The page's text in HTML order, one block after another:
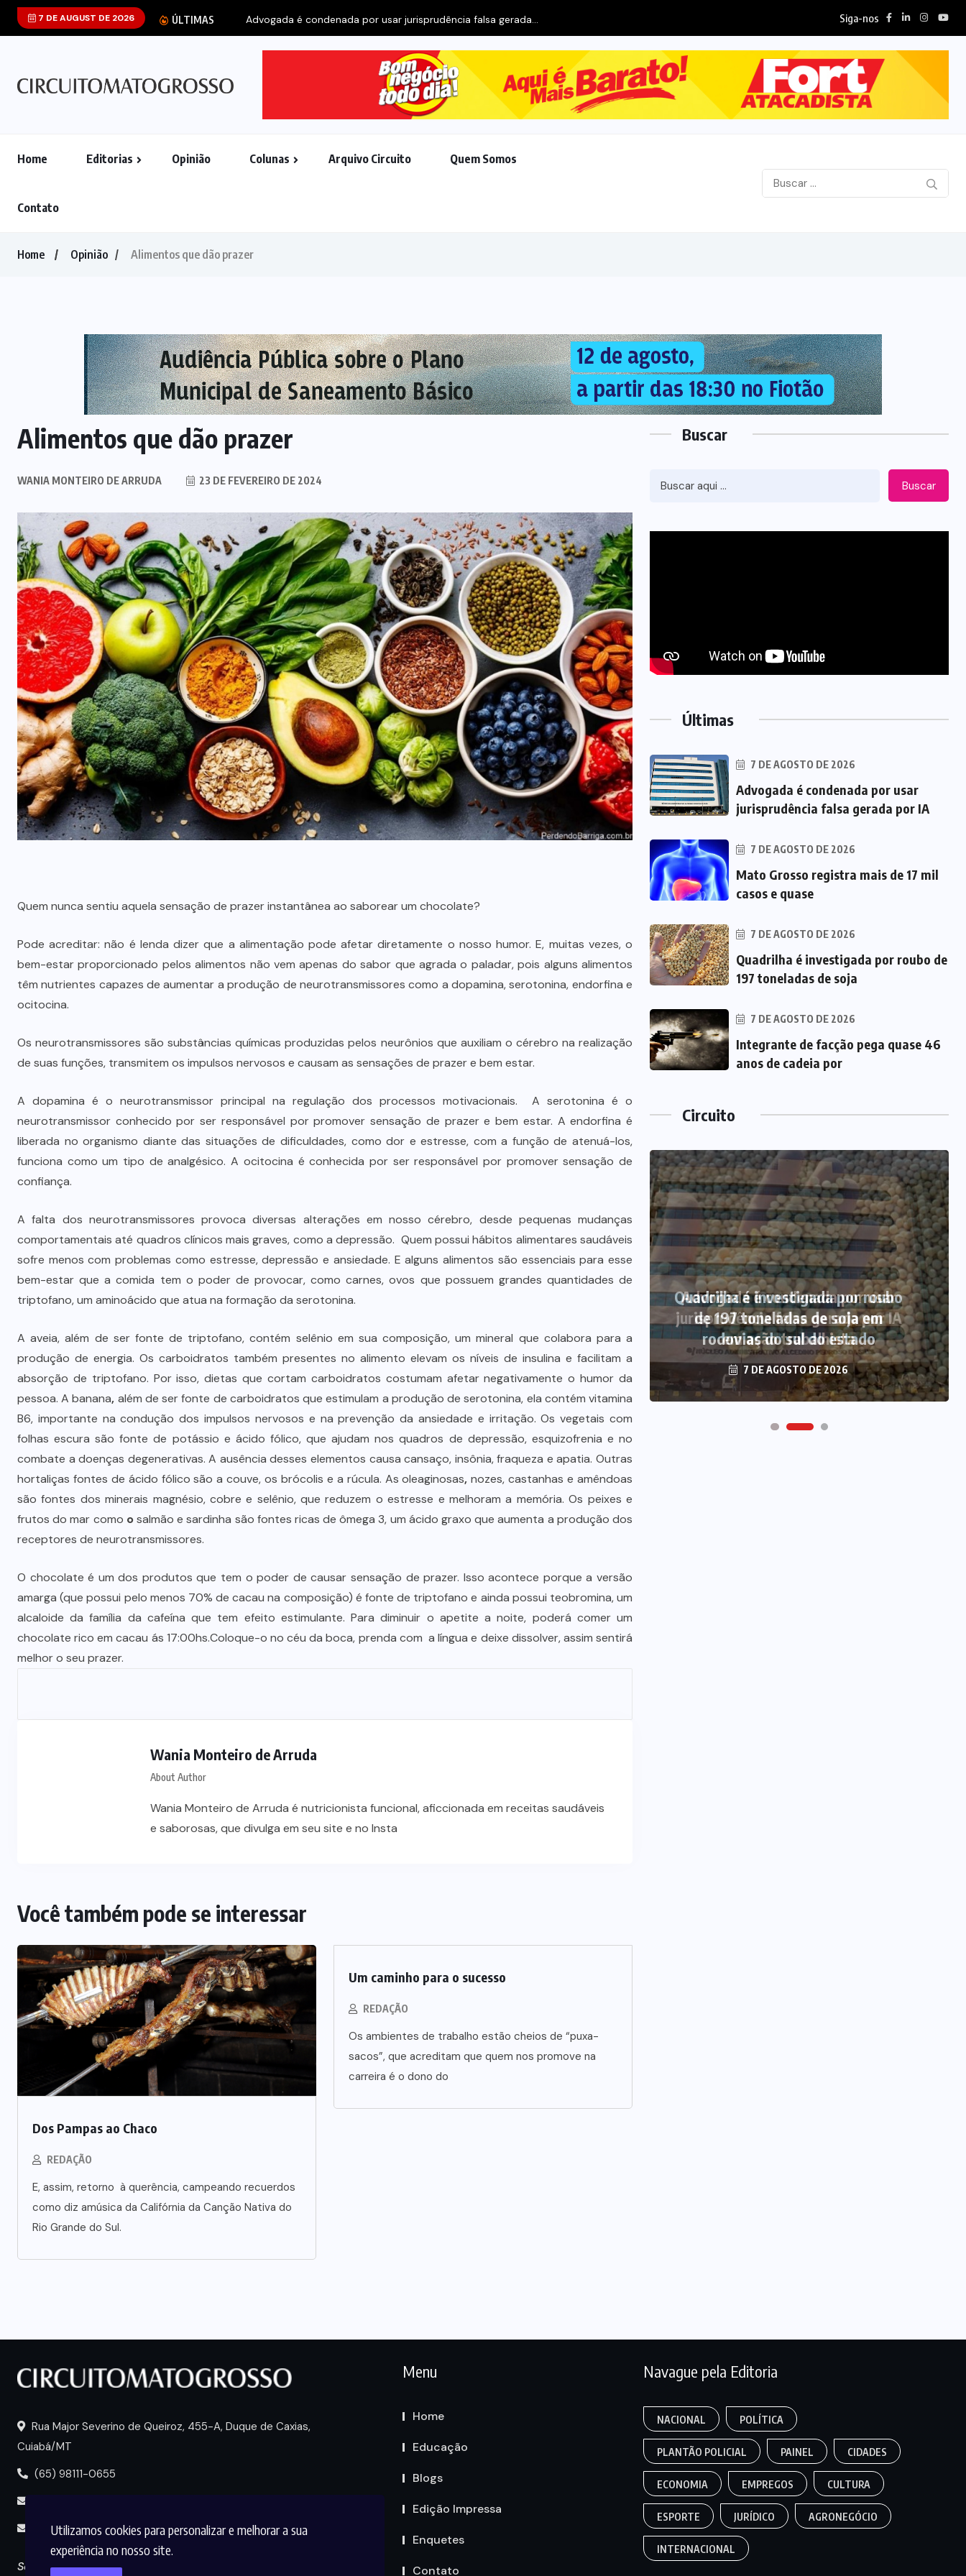
Utilizamos cookies para personalizar e melhorar a sua
experiência no nosso site.
7 DE AUGUST DE 2026 ÚLTIMAS Advogada é condenada por usar jurisprudência falsa gerada... Siga-nos
Home Editorias Opinião Colunas Arquivo Circuito Quem Somos
Contato
Home Opinião Alimentos que dão prazer
Alimentos que dão prazer
WANIA MONTEIRO DE ARRUDA 23 DE FEVEREIRO DE 2024
Quem nunca sentiu aquela sensação de prazer instantânea ao saborear um chocolate?
Pode acreditar: não é lenda dizer que a alimentação pode afetar diretamente o nosso humor. E, muitas vezes, o
bem-estar proporcionado pelos alimentos não vem apenas do sabor que agrada o paladar, pois alguns alimentos
têm nutrientes capazes de aumentar a produção de neurotransmissores como a dopamina, serotonina, endorfina e
ocitocina.
Os neurotransmissores são substâncias químicas produzidas pelos neurônios que auxiliam o cérebro na realização
de suas funções, transmitem os impulsos nervosos e causam as sensações de prazer e bem estar.
A dopamina é o neurotransmissor principal na regulação dos processos motivacionais. A serotonina é o
neurotransmissor conhecido por ser responsável por promover sensação de prazer e bem estar. A endorfina é
liberada no organismo diante das situações de dificuldades, como dor e estresse, com a função de atenuá-los,
funciona como um tipo de analgésico. A ocitocina é conhecida por ser responsável por promover sensação de
confiança.
A falta dos neurotransmissores provoca diversas alterações em nosso cérebro, desde pequenas mudanças
comportamentais até quadros clínicos mais graves, como a depressão. Quem possui hábitos alimentares saudáveis
sofre menos com problemas como estresse, depressão e ansiedade. E alguns alimentos são essenciais para esse
bem-estar que a comida tem o poder de provocar, como carnes, ovos que possuem grandes quantidades de
triptofano, um aminoácido que atua na formação da serotonina.
A aveia, além de ser fonte de triptofano, contém selênio em sua composição, um mineral que colabora para a
produção de energia. Os carboidratos também presentes no alimento elevam os níveis de insulina e facilitam a
absorção de triptofano. Por isso, dietas que cortam carboidratos costumam afetar negativamente o humor da
pessoa. A banana, além de ser fonte de carboidratos que estimulam a produção de serotonina, ela contém vitamina
B6, importante na condução dos impulsos nervosos e na prevenção da ansiedade e irritação. Os vegetais com
folhas escura são fonte de potássio e ácido fólico, que ajudam nos quadros de depressão, esquizofrenia e no
combate a doenças degenerativas. A ausência desses elementos causa cansaço, insônia, fraqueza e apatia. Outras
hortaliças fontes de ácido fólico são a couve, os brócolis e a rúcula. As oleaginosas, nozes, castanhas e amêndoas
são fontes dos minerais magnésio, cobre e selênio, que reduzem o estresse e melhoram a memória. Os peixes e
frutos do mar como osalmão e sardinha são fontes ricas de ômega 3, um ácido graxo que aumenta a produção dos
receptores de neurotransmissores.
O chocolate é um dos produtos que tem o poder de causar sensação de prazer. Isso acontece porque a versão
amarga (que possui pelo menos 70% de cacau na composição) é fonte de triptofano e ainda possui teobromina, um
alcaloide da família da cafeína que tem efeito estimulante. Para diminuir o apetite a noite, poderá comer um
chocolate rico em cacau ás 17:00hs.Coloque-o no céu da boca, prenda com a língua e deixe dissolver, assim sentirá
melhor o seu prazer.
Wania Monteiro de Arruda
About Author
Wania Monteiro de Arruda é nutricionista funcional, aficcionada em receitas saudáveis
e saborosas, que divulga em seu site e no Insta
Você também pode se interessar
Dos Pampas ao Chaco
REDAÇÃO
E, assim, retorno à querência, campeando recuerdos
como diz amúsica da Califórnia da Canção Nativa do
Rio Grande do Sul.
Um caminho para o sucesso
REDAÇÃO
Os ambientes de trabalho estão cheios de “puxa-
sacos”, que acreditam que quem nos promove na
carreira é o dono do
Buscar
Buscar
Últimas
7 DE AGOSTO DE 2026
Advogada é condenada por usar
jurisprudência falsa gerada por IA
7 DE AGOSTO DE 2026
Mato Grosso registra mais de 17 mil
casos e quase
7 DE AGOSTO DE 2026
Quadrilha é investigada por roubo de
197 toneladas de soja
7 DE AGOSTO DE 2026
Integrante de facção pega quase 46
anos de cadeia por
Circuito
STJ condena ministro Marco Buzzi
importunação sexual
em ação trabalhista
Quadrilha é investigada por roubo
de 197 toneladas de soja em
rodovias do sul do estado
7 DE AGOSTO DE 2026
Rua Major Severino de Queiroz, 455-A, Duque de Caxias,
Cuiabá/MT
(65) 98111-0655
midia@circuitomt.com.br
Seguir
Menu
Home
Educação
Blogs
Edição Impressa
Enquetes
Contato
Navague pela Editoria
NACIONAL POLÍTICA
PLANTÃO POLICIAL PAINEL CIDADES
ECONOMIA EMPREGOS CULTURA
ESPORTE JURÍDICO AGRONEGÓCIO
INTERNACIONAL